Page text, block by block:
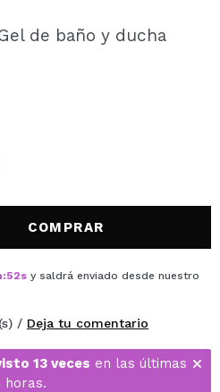
podrás realizar
el estado de tus
CUENTA
de baño y ducha
COMPRAR
:52s y saldrá enviado desde nuestro
/ Deja tu comentario
13 veces en las últimas
horas.